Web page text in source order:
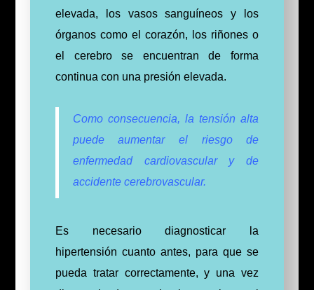
elevada, los vasos sanguíneos y los
órganos como el corazón, los riñones o
el cerebro se encuentran de forma
continua con una presión elevada.
Como consecuencia, la tensión alta
puede aumentar el riesgo de
enfermedad cardiovascular y de
accidente cerebrovascular.
Es necesario diagnosticar la
hipertensión cuanto antes, para que se
pueda tratar correctamente, y una vez